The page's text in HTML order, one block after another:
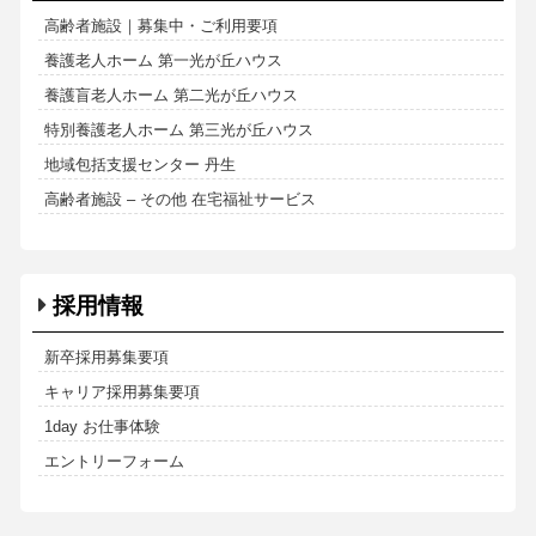
高齢者施設｜募集中・ご利用要項
養護老人ホーム 第一光が丘ハウス
養護盲老人ホーム 第二光が丘ハウス
特別養護老人ホーム 第三光が丘ハウス
地域包括支援センター 丹生
高齢者施設 – その他 在宅福祉サービス
採用情報
新卒採用募集要項
キャリア採用募集要項
1day お仕事体験
エントリーフォーム